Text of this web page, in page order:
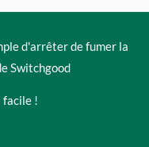
d'arrêter de fumer la
Switchgood
facile !